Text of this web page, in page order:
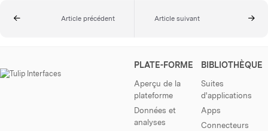
Article précédent Article suivant
PLATE-FORME
Aperçu de la
plateforme
Données et
analyses
BIBLIOTHÈQUE
Suites
d'applications
Apps
Connecteurs